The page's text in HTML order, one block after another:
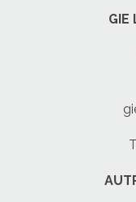
GIE
T